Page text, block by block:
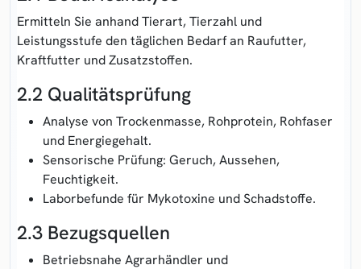
Ermitteln Sie anhand Tierart, Tierzahl und
Leistungsstufe den täglichen Bedarf an Raufutter,
Kraftfutter und Zusatzstoffen.
2.2 Qualitätsprüfung
Analyse von Trockenmasse, Rohprotein, Rohfaser
und Energiegehalt.
Sensorische Prüfung: Geruch, Aussehen,
Feuchtigkeit.
Laborbefunde für Mykotoxine und Schadstoffe.
2.3 Bezugsquellen
Betriebsnahe Agrarhändler und